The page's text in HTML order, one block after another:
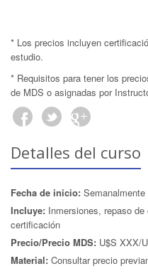
* Los precios incluyen
estudio.
* Requisitos para tener los
de MDS o asignadas por
Detalles del curso
Fecha de inicio: Semanalmente
Incluye: Inmersiones, repaso
certificación
Precio/Precio MDS: U$S XXX/
Material: Consultar precio